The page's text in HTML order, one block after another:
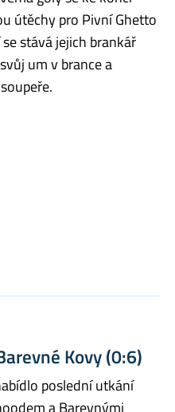
útěchy pro Pivní Ghetto
stává jejich brankář
um v brance a
Kovy (0:6)
poslední utkání
a Barevnými